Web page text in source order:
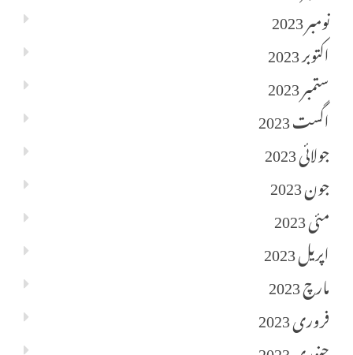
نومبر 2023
اکتوبر 2023
ستمبر 2023
اگست 2023
جولائی 2023
جون 2023
مئی 2023
اپریل 2023
مارچ 2023
فروری 2023